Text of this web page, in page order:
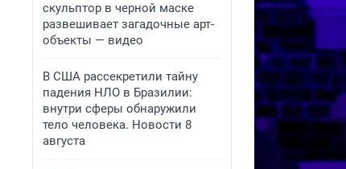
скульптор в черной маске
развешивает загадочные арт-
объекты — видео
В США рассекретили тайну
падения НЛО в Бразилии:
внутри сферы обнаружили
тело человека. Новости 8
августа